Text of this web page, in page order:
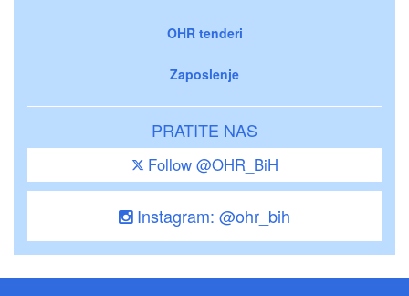
OHR tenderi
Zaposlenje
PRATITE NAS
Follow @OHR_BiH
Instagram: @ohr_bih